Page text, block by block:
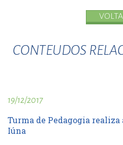
CONTEUDOS
19/12/2017
Turma de Pedagogia realiza
Iúna